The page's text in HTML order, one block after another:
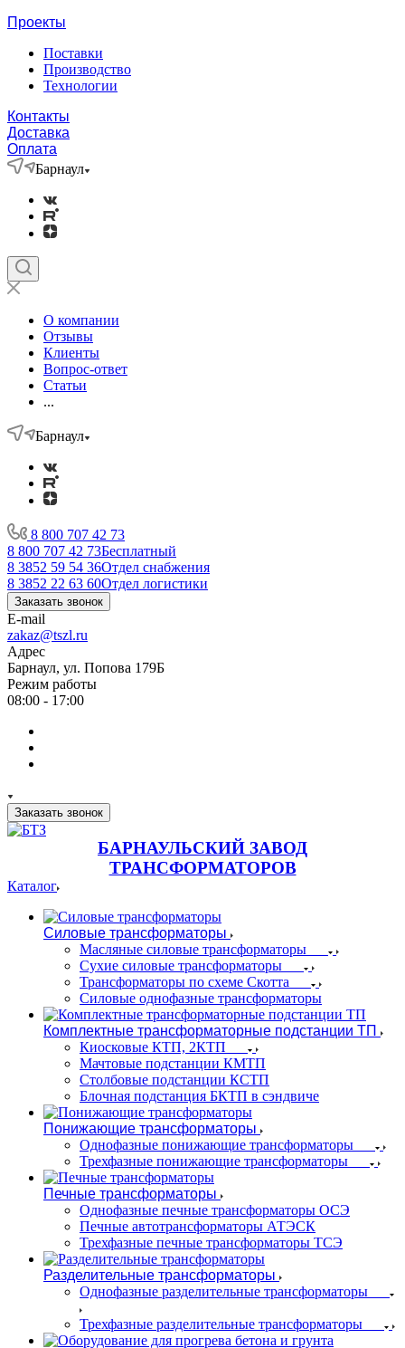
Проекты
Поставки
Производство
Технологии
Контакты
Доставка
Оплата
Барнаул
О компании
Отзывы
Клиенты
Вопрос-ответ
Статьи
...
Барнаул
8 800 707 42 73
8 800 707 42 73Бесплатный
8 3852 59 54 36Отдел снабжения
8 3852 22 63 60Отдел логистики
Заказать звонок
E-mail
zakaz@tszl.ru
Адрес
Барнаул, ул. Попова 179Б
Режим работы
08:00 - 17:00
Заказать звонок
БАРНАУЛЬСКИЙ ЗАВОД
ТРАНСФОРМАТОРОВ
Каталог
Силовые трансформаторы
Масляные силовые трансформаторы
Сухие силовые трансформаторы
Трансформаторы по схеме Скотта
Силовые однофазные трансформаторы
Комплектные трансформаторные подстанции ТП
Киосковые КТП, 2КТП
Мачтовые подстанции КМТП
Столбовые подстанции КСТП
Блочная подстанция БКТП в сэндвиче
Понижающие трансформаторы
Однофазные понижающие трансформаторы
Трехфазные понижающие трансформаторы
Печные трансформаторы
Однофазные печные трансформаторы ОСЭ
Печные автотрансформаторы АТЭСК
Трехфазные печные трансформаторы ТСЭ
Разделительные трансформаторы
Однофазные разделительные трансформаторы
Трехфазные разделительные трансформаторы